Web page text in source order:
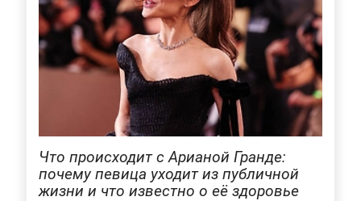
Что происходит с Арианой Гранде:
почему певица уходит из публичной
жизни и что известно о её здоровье